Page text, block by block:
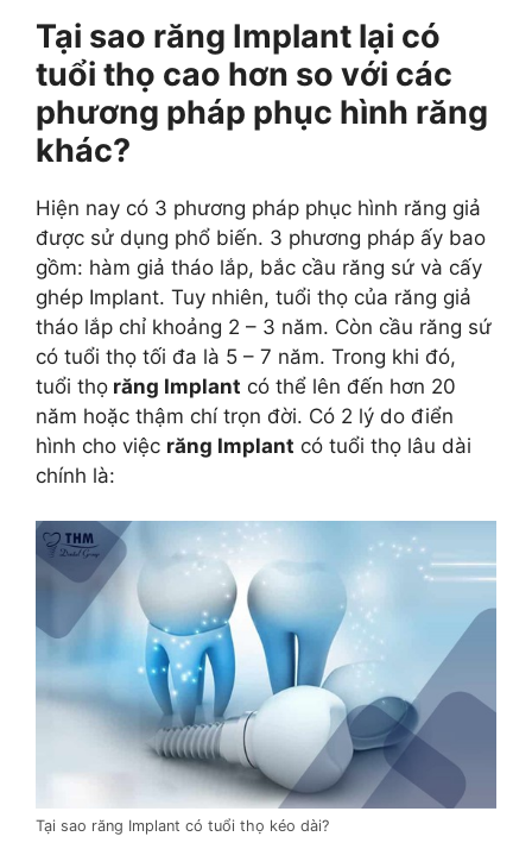
Tại sao răng Implant lại có
tuổi thọ cao hơn so với các
phương pháp phục hình răng
khác?
Hiện nay có 3 phương pháp phục hình răng giả
được sử dụng phổ biến. 3 phương pháp ấy bao
gồm: hàm giả tháo lắp, bắc cầu răng sứ và cấy
ghép Implant. Tuy nhiên, tuổi thọ của răng giả
tháo lắp chỉ khoảng 2 – 3 năm. Còn cầu răng sứ
có tuổi thọ tối đa là 5 – 7 năm. Trong khi đó,
tuổi thọ răng Implant có thể lên đến hơn 20
năm hoặc thậm chí trọn đời. Có 2 lý do điển
hình cho việc răng Implant có tuổi thọ lâu dài
chính là:
Tại sao răng Implant có tuổi thọ kéo dài?